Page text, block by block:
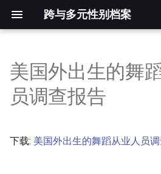
跨与多元性别档案
入
以
开
摘要
美国外出生的舞
员调查报告
下载: 美国外出生的舞蹈从业人员